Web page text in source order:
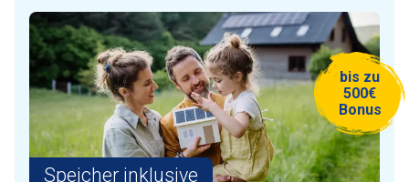
bis zu
500€
Bonus
Speicher inklusive